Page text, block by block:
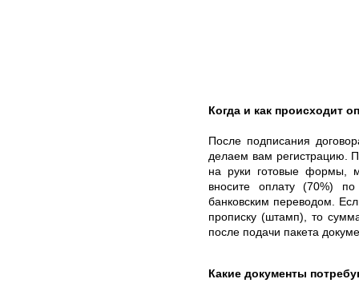
Когда и как происходит
После подписания
делаем вам регистрацию.
на руки готовые формы,
вносите оплату (70%)
банковским переводом.
прописку (штамп), то
после подачи пакета
Какие документы